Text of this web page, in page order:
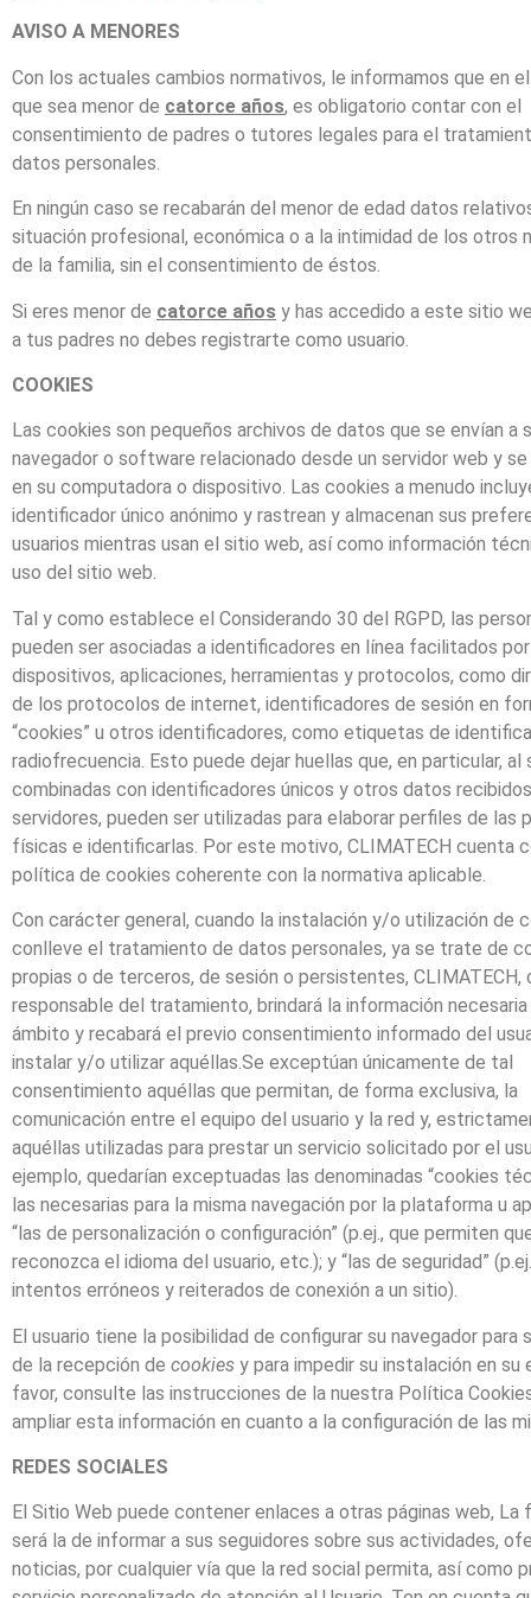
AVISO A MENORES
Con los actuales cambios normativos, le informamos que en
que sea menor de catorce años, es obligatorio contar con el
consentimiento de padres o tutores legales para el
datos personales.
En ningún caso se recabarán del menor de edad datos
situación profesional, económica o a la intimidad de los otros
de la familia, sin el consentimiento de éstos.
Si eres menor de catorce años y has accedido a este sitio
a tus padres no debes registrarte como usuario.
COOKIES
Las cookies son pequeños archivos de datos que se envían a
navegador o software relacionado desde un servidor web y se
en su computadora o dispositivo. Las cookies a menudo
identificador único anónimo y rastrean y almacenan sus
usuarios mientras usan el sitio web, así como información
uso del sitio web.
Tal y como establece el Considerando 30 del RGPD, las
pueden ser asociadas a identificadores en línea facilitados
dispositivos, aplicaciones, herramientas y protocolos, como
de los protocolos de internet, identificadores de sesión en
“cookies” u otros identificadores, como etiquetas de
radiofrecuencia. Esto puede dejar huellas que, en particular, al
combinadas con identificadores únicos y otros datos
servidores, pueden ser utilizadas para elaborar perfiles de las
físicas e identificarlas. Por este motivo, CLIMATECH cuenta
política de cookies coherente con la normativa aplicable.
Con carácter general, cuando la instalación y/o utilización de
conlleve el tratamiento de datos personales, ya se trate de
propias o de terceros, de sesión o persistentes, CLIMATECH,
responsable del tratamiento, brindará la información
ámbito y recabará el previo consentimiento informado del
instalar y/o utilizar aquéllas.Se exceptúan únicamente de tal
consentimiento aquéllas que permitan, de forma exclusiva, la
comunicación entre el equipo del usuario y la red y,
aquéllas utilizadas para prestar un servicio solicitado por el
ejemplo, quedarían exceptuadas las denominadas “cookies
las necesarias para la misma navegación por la plataforma u
“las de personalización o configuración” (p.ej., que permiten
reconozca el idioma del usuario, etc.); y “las de seguridad”
intentos erróneos y reiterados de conexión a un sitio).
El usuario tiene la posibilidad de configurar su navegador para
de la recepción de cookies y para impedir su instalación en su
favor, consulte las instrucciones de la nuestra Política
ampliar esta información en cuanto a la configuración de las
REDES SOCIALES
El Sitio Web puede contener enlaces a otras páginas web, La
será la de informar a sus seguidores sobre sus actividades,
noticias, por cualquier vía que la red social permita, así como